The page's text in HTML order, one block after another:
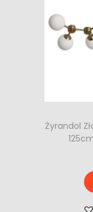
Żyrandol